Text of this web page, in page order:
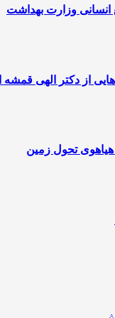
انسانی وزارت بهداشت
از دکتر الهی قمشه
تحول زمین